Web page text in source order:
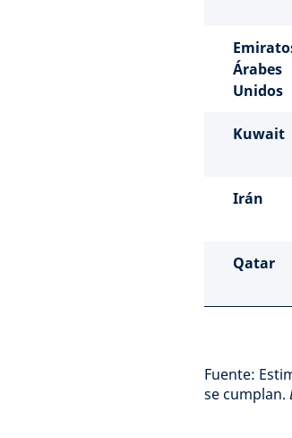
Árabes
Unidos
Kuwait
Irán
Qatar
Fuente:
se cumplan.